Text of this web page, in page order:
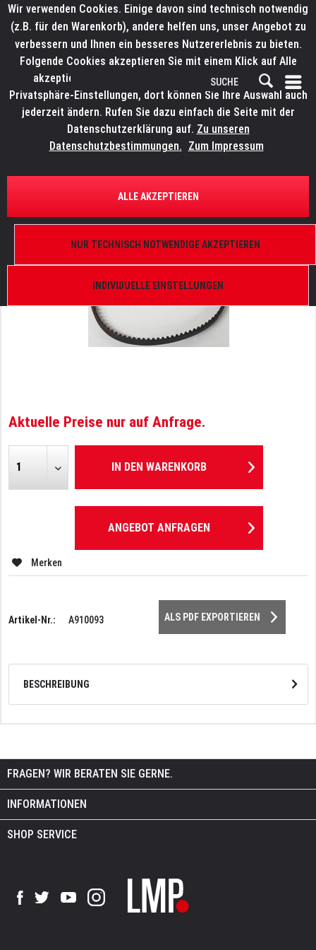
ÜBERSICHT ERSATZTEILE
ELATION 9900008012
Aktuelle Preise nur auf Anfrage.
IN DEN WARENKORB
ANGEBOT ANFRAGEN
Merken
Artikel-Nr.: A910093 ALS PDF EXPORTIEREN
BESCHREIBUNG
FRAGEN? WIR BERATEN SIE GERNE.
INFORMATIONEN
SHOP SERVICE
Wir verwenden Cookies. Einige davon sind technisch notwendig
(z.B. für den Warenkorb), andere helfen uns, unser Angebot zu
verbessern und Ihnen ein besseres Nutzererlebnis zu bieten.
Folgende Cookies akzeptieren Sie mit einem Klick auf Alle
akzeptieren. Weitere Informationen finden Sie in den
Privatsphäre-Einstellungen, dort können Sie Ihre Auswahl auch
jederzeit ändern. Rufen Sie dazu einfach die Seite mit der
Datenschutzerklärung auf. Zu unseren
Datenschutzbestimmungen. Zum Impressum
INDIVIDUELLE EINSTELLUNGEN
NUR TECHNISCH NOTWENDIGE AKZEPTIEREN
ALLE AKZEPTIEREN